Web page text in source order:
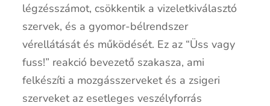
légzésszámot, csökkentik a vizeletkiválasztó
szervek, és a gyomor-bélrendszer
vérellátását és működését. Ez az “Üss vagy
fuss!” reakció bevezető szakasza, ami
felkészíti a mozgásszerveket és a zsigeri
szerveket az esetleges veszélyforrás